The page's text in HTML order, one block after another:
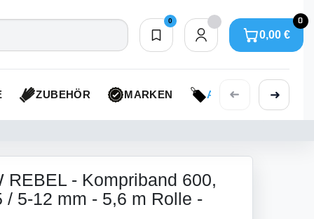
0
Merkliste
0
0,00 €
0,00 €
ZUBEHÖR MARKEN AKTIONEN
➜ ➜
REBEL - Kompriband 600,
/ 5-12 mm - 5,6 m Rolle -